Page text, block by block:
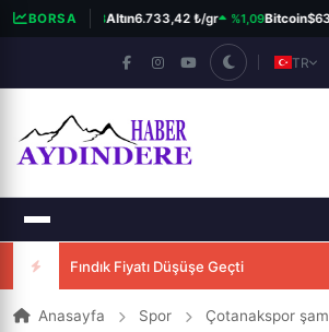
BORSA%0,23 Altın6.733,42 ₺/gr %1,09Bitcoin
TR
Fındık Fiyatı Düşüşe Geçti
Anasayfa Spor Çotanakspor